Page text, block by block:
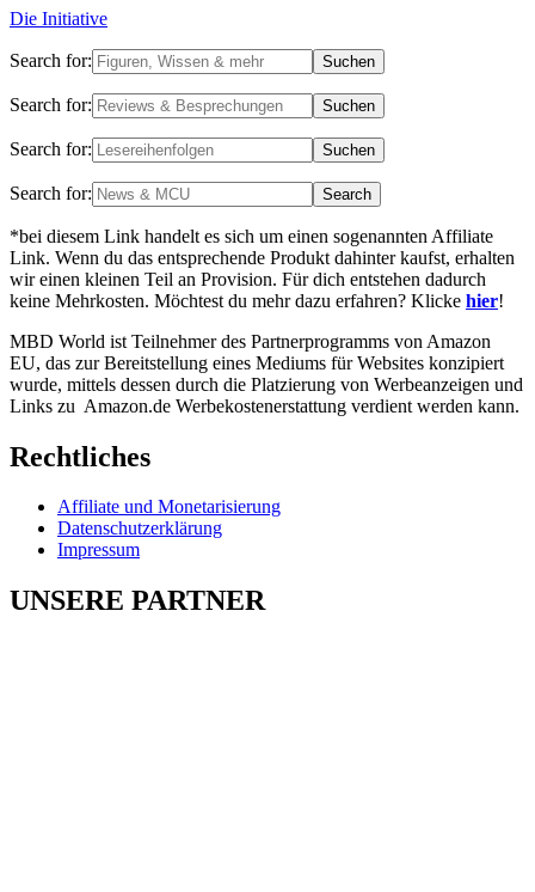
Die Initiative
Search for:
Search for:
Search for:
Search for:
*bei diesem Link handelt es sich um einen sogenannten Affiliate
Link. Wenn du das entsprechende Produkt dahinter kaufst, erhalten
wir einen kleinen Teil an Provision. Für dich entstehen dadurch
keine Mehrkosten. Möchtest du mehr dazu erfahren? Klicke hier!
MBD World ist Teilnehmer des Partnerprogramms von Amazon
EU, das zur Bereitstellung eines Mediums für Websites konzipiert
wurde, mittels dessen durch die Platzierung von Werbeanzeigen und
Links zu Amazon.de Werbekostenerstattung verdient werden kann.
Rechtliches
Affiliate und Monetarisierung
Datenschutzerklärung
Impressum
UNSERE PARTNER